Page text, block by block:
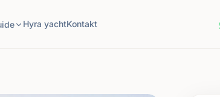
Hyra yachtKontakt